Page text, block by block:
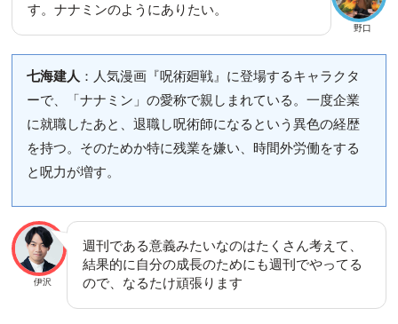
野口
す。ナナミンのようにありたい。
七海建人 ：人気漫画『呪術廻戦』に登場するキャラクタ
ーで、「ナナミン」の愛称で親しまれている。一度企業
に就職したあと、退職し呪術師になるという異色の経歴
を持つ。そのためか特に残業を嫌い、時間外労働をする
と呪力が増す。
伊沢
週刊である意義みたいなのはたくさん考えて、
結果的に自分の成長のためにも週刊でやってる
ので、なるたけ頑張ります